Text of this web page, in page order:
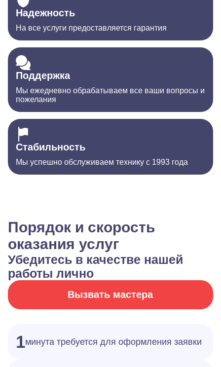
Надежность
На все услуги предоставляется гарантия
Поддержка
Мы ежедневно обрабатываем все ваши вопросы и
пожелания
Стабильность
Мы успешно обслуживаем технику с 1993 года
Порядок и скорость
оказания услуг
Убедитесь в качестве нашей
работы лично
Вызвать мастера
1минута требуется для оформления заявки